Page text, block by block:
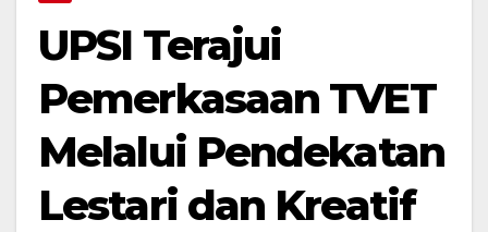
UPSI Terajui
Pemerkasaan TVET
Melalui Pendekatan
Lestari dan Kreatif